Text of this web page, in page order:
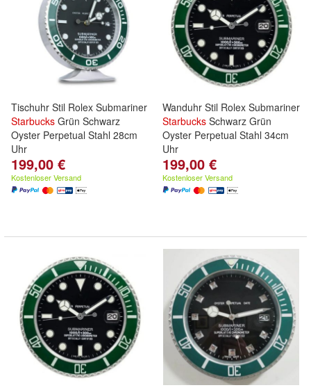
Tischuhr Stil Rolex Submariner
Starbucks Grün Schwarz
Oyster Perpetual Stahl 28cm
Uhr
199,00 €
Kostenloser Versand
Wanduhr Stil Rolex Submariner
Starbucks Schwarz Grün
Oyster Perpetual Stahl 34cm
Uhr
199,00 €
Kostenloser Versand